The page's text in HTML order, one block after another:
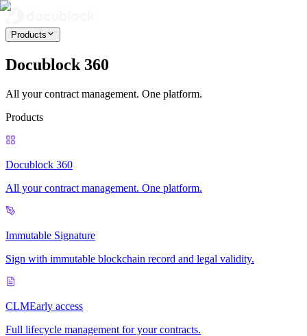
Products
Docublock 360
All your contract management. One platform.
Products
Docublock 360
All your contract management. One platform.
Immutable Signature
Sign with immutable blockchain record and legal validity.
CLMEarly access
Full lifecycle management for your contracts.